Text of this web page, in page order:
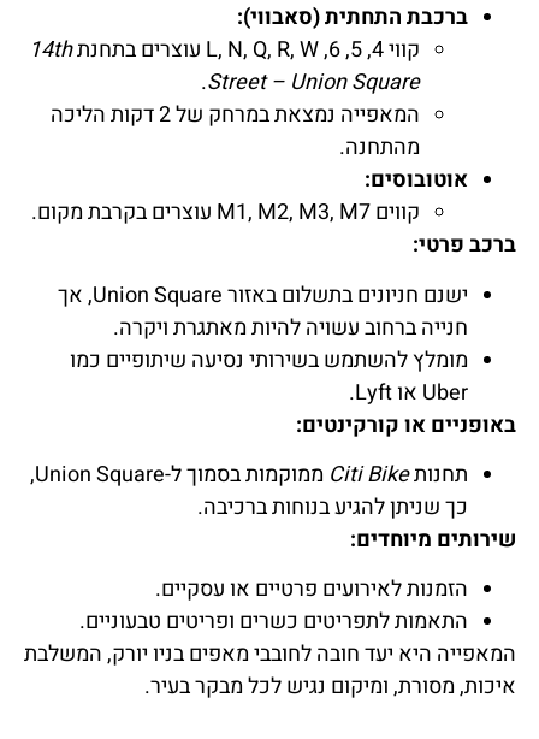
ברכבת התחתית (סאבווי):
קווי 4, 5, 6, L, N, Q, R, W עוצרים בתחנת
14th
Street – Union Square
.
המאפייה נמצאת במרחק של 2 דקות הליכה
מהתחנה.
אוטובוסים:
קווים M1, M2, M3, M7 עוצרים בקרבת מקום.
ברכב פרטי:
ישנם חניונים בתשלום באזור Union Square, אך
חנייה ברחוב עשויה להיות מאתגרת ויקרה.
מומלץ להשתמש בשירותי נסיעה שיתופיים כמו
Uber או Lyft.
באופניים או קורקינטים:
תחנותCiti Bike
ממוקמות בסמוך ל-Union Square,
כך שניתן להגיע בנוחות ברכיבה.
שירותים מיוחדים:
הזמנות לאירועים פרטיים או עסקיים.
התאמות לתפריטים כשרים ופריטים טבעוניים.
המאפייה היא יעד חובה לחובבי מאפים בניו יורק, המשלבת
איכות, מסורת, ומיקום נגיש לכל מבקר בעיר.